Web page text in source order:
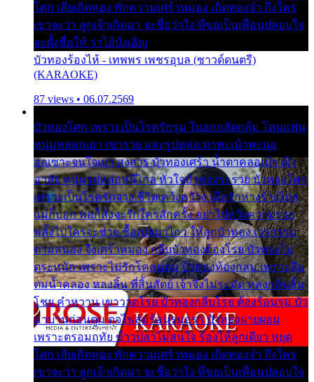
โศก เสียเถิดทอง พักความเศร้าหมอง เถิดทองจ๋า ถึงใคร
เขาจะว่า ลูกเจ้าเกิดมา จะชื่อว่าไง พี่ขอเป็นเพื่อนปลอบใจ
จะตั้งชื่อให้ ว่าไอ้บังเอิญ
บัวทองร้องไห้ - เทพพร เพชรอุบล (ซาวด์ดนตรี)
(KARAOKE)
87 views • 06.07.2569
บัวทองโศก เพราะเป็นโรครักรุม ในอกกลัดกลุ้ม โดนแฟน
หนุ่มหลอกเอา เขารวย และรูปหล่อ มาพะเน้าพะนอ
ออเซาะจนใจเบา สงสาร บัวทองเศร้า น้ำตาคลอเบ้า เฝ้า
อาลัย หนุ่มรูปหล่อหนีไกล หัวใจบัวทองระรวย บัวทองโศก
เพราะเป็นโรครักจาง ชีวิตเคว้งคว้าง เมื่อรักห่างร้างไกล
แม่ก็บอก พ่อก็สั่งจะรักใครสักครั้ง อย่าไปหวังความรวย
พลั้งไปใครจะช่วย ซื้อเปลมาไกว ให้ลูกบัวทอง เวรกรรม
ตามสนอง จึงเศร้าหมอง กลีบบัวทองต้องโรย บัวทองไม่
ตระหนัก เพราะไม่รักโคลนตม บัวทองท้องกลม เพราะลืม
ตมน้ำคลอง หลงลิ้น ที่สิ้นสัตย์ เจ้าจึงไม่ระมัด หลงกลิ่นลิ้น
โชย คำหวาน เขาวาดโรย บัวทองกลีบโรย ต้องร้อนรุม บัว
มาบานก่อนตูม ดุจไฟสุมร้อนรุมอุรา บัวทองผ่ายผอม
เพราะตรอมฤทัย ข้าวปลาไม่สนใจ ร้องไห้ลูกเดียว หยุด
โศก เสียเถิดทอง พักความเศร้าหมอง เถิดทองจ๋า ถึงใคร
เขาจะว่า ลูกเจ้าเกิดมา จะชื่อว่าไง พี่ขอเป็นเพื่อนปลอบใจ